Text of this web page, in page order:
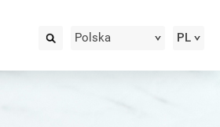
Polska PL